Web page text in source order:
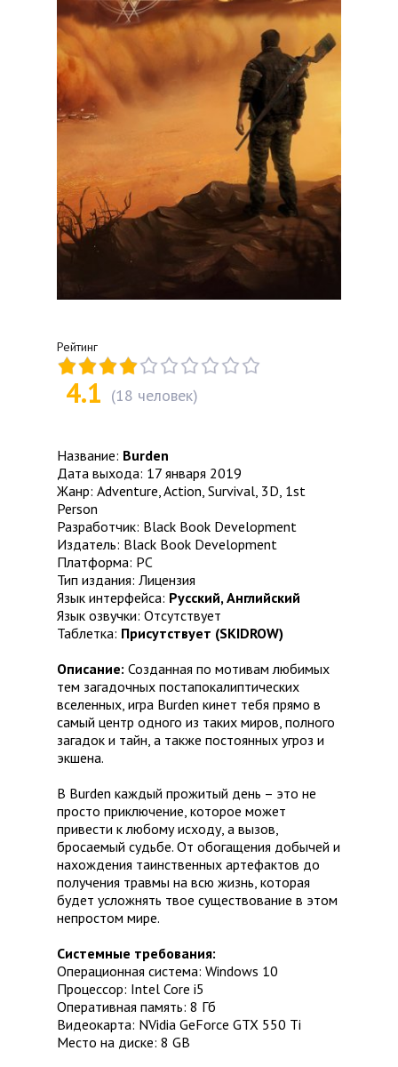
Рейтинг
4.1 (18 человек)
Название: Burden
Дата выхода: 17 января 2019
Жанр: Adventure, Action, Survival, 3D, 1st
Person
Разработчик: Black Book Development
Издатель: Black Book Development
Платформа: PC
Тип издания: Лицензия
Язык интерфейса: Русский, Английский
Язык озвучки: Отсутствует
Таблетка: Присутствует (SKIDROW)
Описание: Созданная по мотивам любимых
тем загадочных постапокалиптических
вселенных, игра Burden кинет тебя прямо в
самый центр одного из таких миров, полного
загадок и тайн, а также постоянных угроз и
экшена.
В Burden каждый прожитый день – это не
просто приключение, которое может
привести к любому исходу, а вызов,
бросаемый судьбе. От обогащения добычей и
нахождения таинственных артефактов до
получения травмы на всю жизнь, которая
будет усложнять твое существование в этом
непростом мире.
Системные требования:
Операционная система: Windows 10
Процессор: Intel Core i5
Оперативная память: 8 Гб
Видеокарта: NVidia GeForce GTX 550 Ti
Место на диске: 8 GB